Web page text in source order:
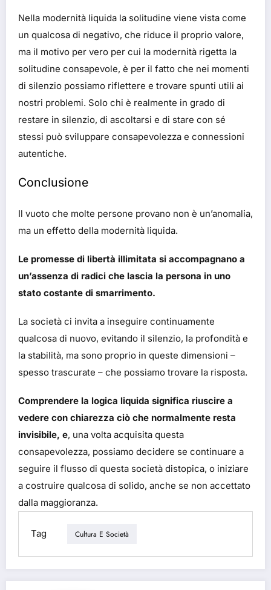
Nella modernità liquida la solitudine viene vista come
un qualcosa di negativo, che riduce il proprio valore,
ma il motivo per vero per cui la modernità rigetta la
solitudine consapevole, è per il fatto che nei momenti
di silenzio possiamo riflettere e trovare spunti utili ai
nostri problemi. Solo chi è realmente in grado di
restare in silenzio, di ascoltarsi e di stare con sé
stessi può sviluppare consapevolezza e connessioni
autentiche.
Conclusione
Il vuoto che molte persone provano non è un’anomalia,
ma un effetto della modernità liquida.
Le promesse di libertà illimitata si accompagnano a
un’assenza di radici che lascia la persona in uno
stato costante di smarrimento.
La società ci invita a inseguire continuamente
qualcosa di nuovo, evitando il silenzio, la profondità e
la stabilità, ma sono proprio in queste dimensioni –
spesso trascurate – che possiamo trovare la risposta.
Comprendere la logica liquida significa riuscire a
vedere con chiarezza ciò che normalmente resta
invisibile, e, una volta acquisita questa
consapevolezza, possiamo decidere se continuare a
seguire il flusso di questa società distopica, o iniziare
a costruire qualcosa di solido, anche se non accettato
dalla maggioranza.
Tag Cultura E Società